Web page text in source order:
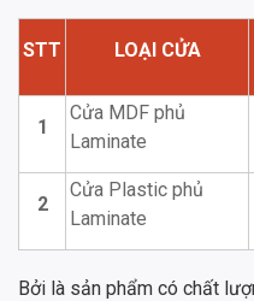
STT LOẠI CỬA
1
Cửa MDF phủ
Laminate
2
Cửa Plastic phủ
Laminate
Bởi là sản phẩm có chất